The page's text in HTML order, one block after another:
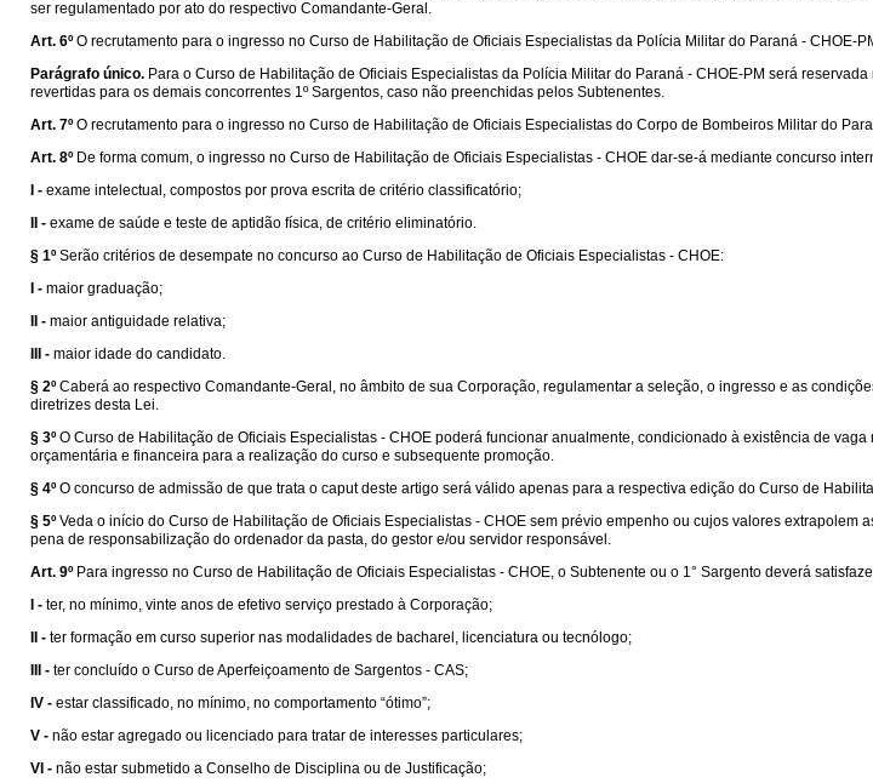
ser regulamentado por ato do respectivo Comandante-Geral.
Art. 6º O recrutamento para o ingresso no Curso de Habilitação de Oficiais Especialistas da Polícia Militar do Paraná -
Parágrafo único. Para o Curso de Habilitação de Oficiais Especialistas da Polícia Militar do Paraná - CHOE-PM será
revertidas para os demais concorrentes 1º Sargentos, caso não preenchidas pelos Subtenentes.
Art. 7º O recrutamento para o ingresso no Curso de Habilitação de Oficiais Especialistas do Corpo de Bombeiros Militar do
Art. 8º De forma comum, o ingresso no Curso de Habilitação de Oficiais Especialistas - CHOE dar-se-á mediante concurso
I - exame intelectual, compostos por prova escrita de critério classificatório;
II - exame de saúde e teste de aptidão física, de critério eliminatório.
§ 1º Serão critérios de desempate no concurso ao Curso de Habilitação de Oficiais Especialistas - CHOE:
I - maior graduação;
II - maior antiguidade relativa;
III - maior idade do candidato.
§ 2º Caberá ao respectivo Comandante-Geral, no âmbito de sua Corporação, regulamentar a seleção, o ingresso e as
diretrizes desta Lei.
§ 3º O Curso de Habilitação de Oficiais Especialistas - CHOE poderá funcionar anualmente, condicionado à existência de
orçamentária e financeira para a realização do curso e subsequente promoção.
§ 4º O concurso de admissão de que trata o caput deste artigo será válido apenas para a respectiva edição do Curso de
§ 5º Veda o início do Curso de Habilitação de Oficiais Especialistas - CHOE sem prévio empenho ou cujos valores
pena de responsabilização do ordenador da pasta, do gestor e/ou servidor responsável.
Art. 9º Para ingresso no Curso de Habilitação de Oficiais Especialistas - CHOE, o Subtenente ou o 1° Sargento deverá
I - ter, no mínimo, vinte anos de efetivo serviço prestado à Corporação;
II - ter formação em curso superior nas modalidades de bacharel, licenciatura ou tecnólogo;
III - ter concluído o Curso de Aperfeiçoamento de Sargentos - CAS;
IV - estar classificado, no mínimo, no comportamento “ótimo”;
V - não estar agregado ou licenciado para tratar de interesses particulares;
VI - não estar submetido a Conselho de Disciplina ou de Justificação;